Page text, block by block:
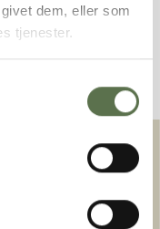
dem, eller som
tjenester.
som er aftalt